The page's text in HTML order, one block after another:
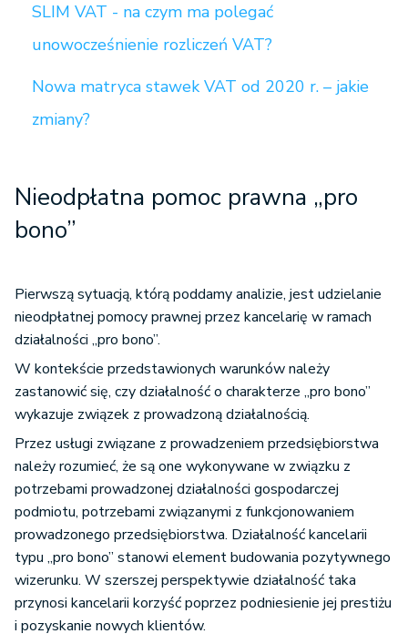
SLIM VAT - na czym ma polegać
unowocześnienie rozliczeń VAT?
Nowa matryca stawek VAT od 2020 r. – jakie
zmiany?
Nieodpłatna pomoc prawna „pro
bono”
Pierwszą sytuacją, którą poddamy analizie, jest udzielanie
nieodpłatnej pomocy prawnej przez kancelarię w ramach
działalności „pro bono”.
W kontekście przedstawionych warunków należy
zastanowić się, czy działalność o charakterze „pro bono”
wykazuje związek z prowadzoną działalnością.
Przez usługi związane z prowadzeniem przedsiębiorstwa
należy rozumieć, że są one wykonywane w związku z
potrzebami prowadzonej działalności gospodarczej
podmiotu, potrzebami związanymi z funkcjonowaniem
prowadzonego przedsiębiorstwa. Działalność kancelarii
typu „pro bono” stanowi element budowania pozytywnego
wizerunku. W szerszej perspektywie działalność taka
przynosi kancelarii korzyść poprzez podniesienie jej prestiżu
i pozyskanie nowych klientów.